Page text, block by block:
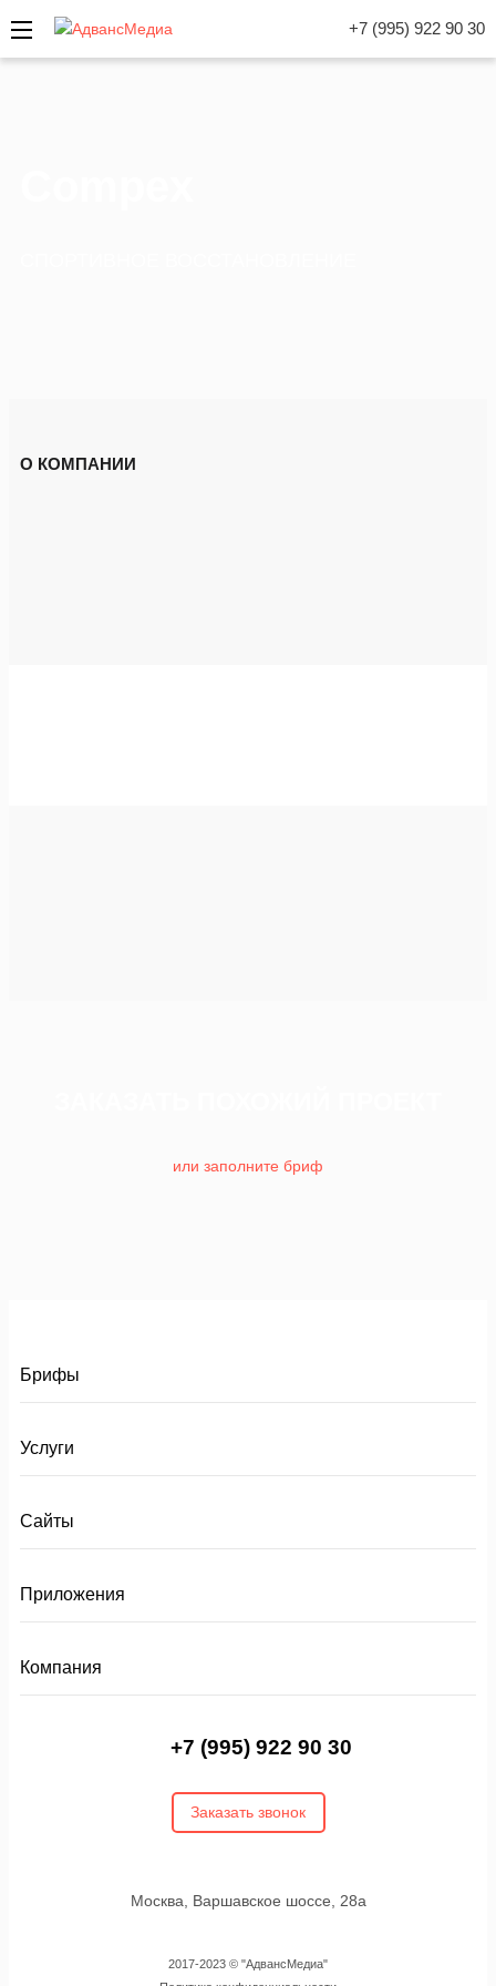
+7 (995) 922 90 30
О КОМПАНИИ
или заполните бриф
+7 (995) 922 90 30
Заказать звонок
Москва, Варшавское шоссе, 28а
2017-2023 © "АдвансМедиа"
Брифы
Услуги
Сайты
Приложения
Компания